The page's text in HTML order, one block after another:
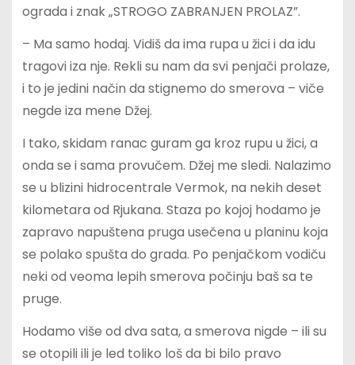
ograda i znak „STROGO ZABRANJEN PROLAZ”.
– Ma samo hodaj. Vidiš da ima rupa u žici i da idu
tragovi iza nje. Rekli su nam da svi penjači prolaze,
i to je jedini način da stignemo do smerova – viče
negde iza mene Džej.
I tako, skidam ranac guram ga kroz rupu u žici, a
onda se i sama provučem. Džej me sledi. Nalazimo
se u blizini hidrocentrale Vermok, na nekih deset
kilometara od Rjukana. Staza po kojoj hodamo je
zapravo napuštena pruga usečena u planinu koja
se polako spušta do grada. Po penjačkom vodiču
neki od veoma lepih smerova počinju baš sa te
pruge.
Hodamo više od dva sata, a smerova nigde – ili su
se otopili ili je led toliko loš da bi bilo pravo